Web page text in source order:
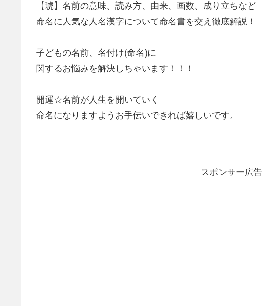
【琥】名前の意味、読み方、由来、画数、成り立ちなど
命名に人気な人名漢字について命名書を交え徹底解説！
子どもの名前、名付け(命名)に
関するお悩みを解決しちゃいます！！！
開運☆名前が人生を開いていく
命名になりますようお手伝いできれば嬉しいです。
スポンサー広告